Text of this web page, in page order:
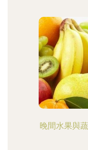
晚間水果與